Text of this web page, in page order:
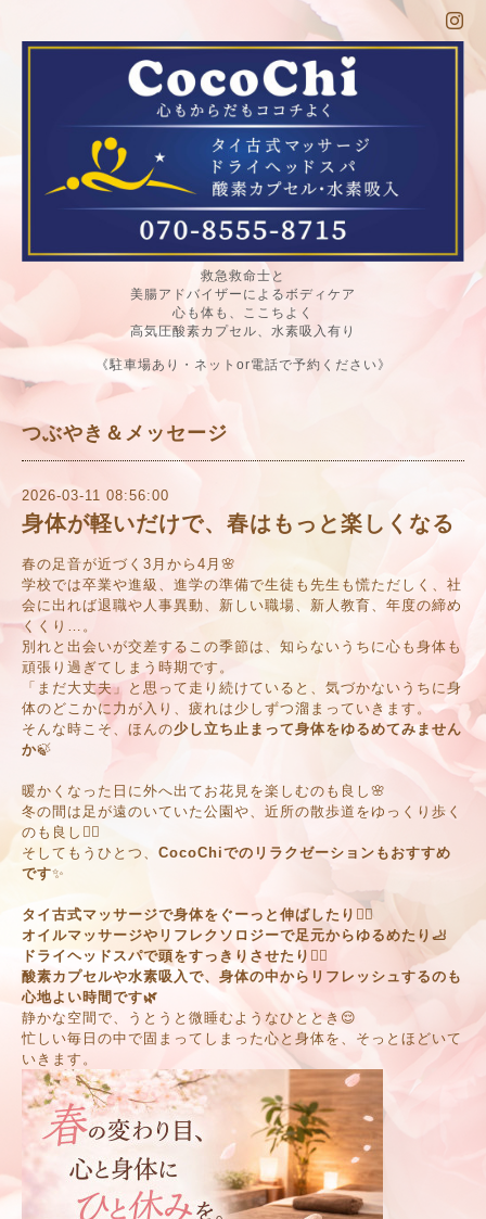
救急救命士と
美腸アドバイザーによるボディケア
心も体も、ここちよく
高気圧酸素カプセル、水素吸入有り
《駐車場あり・ネットor電話で予約ください》
つぶやき＆メッセージ
2026-03-11 08:56:00
身体が軽いだけで、春はもっと楽しくなる
春の足音が近づく3月から4月🌸
学校では卒業や進級、進学の準備で生徒も先生も慌ただしく、社
会に出れば退職や人事異動、新しい職場、新人教育、年度の締め
くくり…。
別れと出会いが交差するこの季節は、知らないうちに心も身体も
頑張り過ぎてしまう時期です。
「まだ大丈夫」と思って走り続けていると、気づかないうちに身
体のどこかに力が入り、疲れは少しずつ溜まっていきます。
そんな時こそ、ほんの少し立ち止まって身体をゆるめてみません
か🍃
暖かくなった日に外へ出てお花見を楽しむのも良し🌸
冬の間は足が遠のいていた公園や、近所の散歩道をゆっくり歩く
のも良し🚶‍♂️
そしてもうひとつ、 CocoChiでのリラクゼーションもおすすめ
です✨
タイ古式マッサージで身体をぐーっと伸ばしたり🧘‍♂️
オイルマッサージやリフレクソロジーで足元からゆるめたり🦶
ドライヘッドスパで頭をすっきりさせたり💆‍♀️
酸素カプセルや水素吸入で、身体の中からリフレッシュするのも
心地よい時間です🌿
静かな空間で、うとうと微睡むようなひととき😌
忙しい毎日の中で固まってしまった心と身体を、そっとほどいて
いきます。